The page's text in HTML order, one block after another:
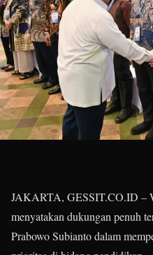
JAKARTA, GESSIT.CO.ID –
menyatakan dukungan penuh
Prabowo Subianto dalam